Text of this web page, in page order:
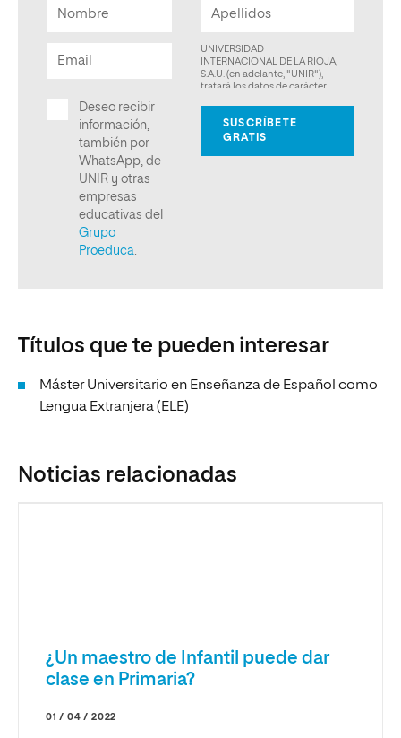
Títulos que te pueden interesar
Máster Universitario en Enseñanza de Español como
Lengua Extranjera (ELE)
Noticias relacionadas
¿Un maestro de Infantil puede dar
clase en Primaria?
01 / 04 / 2022